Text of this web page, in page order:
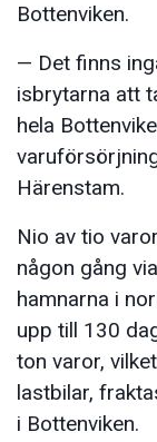
Bottenviken.
— Det finns
isbrytarna att
hela
Härenstam.
Nio av tio
någon gång
hamnarna i
upp till 130
ton varor,
lastbilar,
i Bottenviken.